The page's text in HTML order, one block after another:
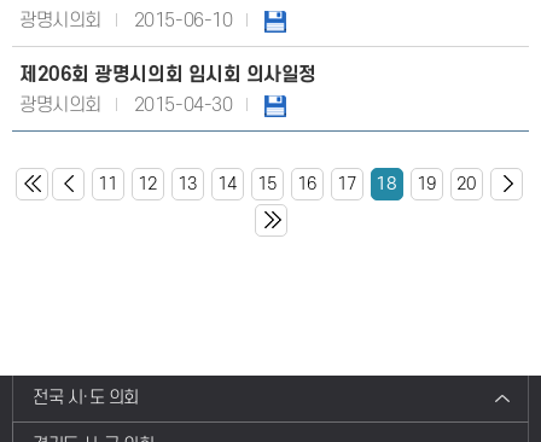
광명시의회
2015-06-10
제206회 광명시의회 임시회 의사일정
광명시의회
2015-04-30
11 12 13 14 15 16 17 18 19 20
전국 시·도 의회